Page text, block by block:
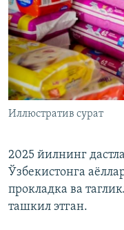
Иллюстратив сурат
2025 йилнинг
Ўзбекистонга
прокладка ва
ташкил этган.